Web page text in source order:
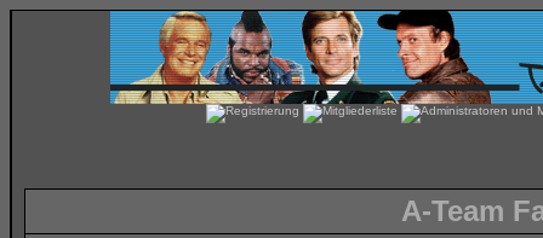
A-Team